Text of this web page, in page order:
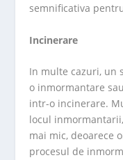
semnificativa
Incinerare
In multe cazuri, un
o inmormantare
intr-o incinerare.
locul
mai mic, deoarece
procesul de